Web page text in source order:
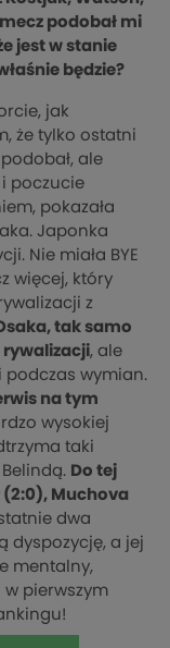
podobał mi
jest w stanie
będzie?
jak
że tylko ostatni
ale
poczucie
pokazała
Japonka
Nie miała BYE
więcej, który
z
tak samo
rywalizacji, ale
podczas wymian.
na tym
wysokiej
taki
Do tej
(2:0), Muchova
dwa
dyspozycję, a jej
mentalny,
pierwszym